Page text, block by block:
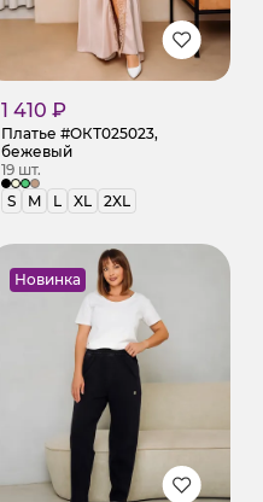
1 410 ₽
Платье #ОКТ025023,
бежевый
19 шт.
S
M L XL 2XL
Новинка